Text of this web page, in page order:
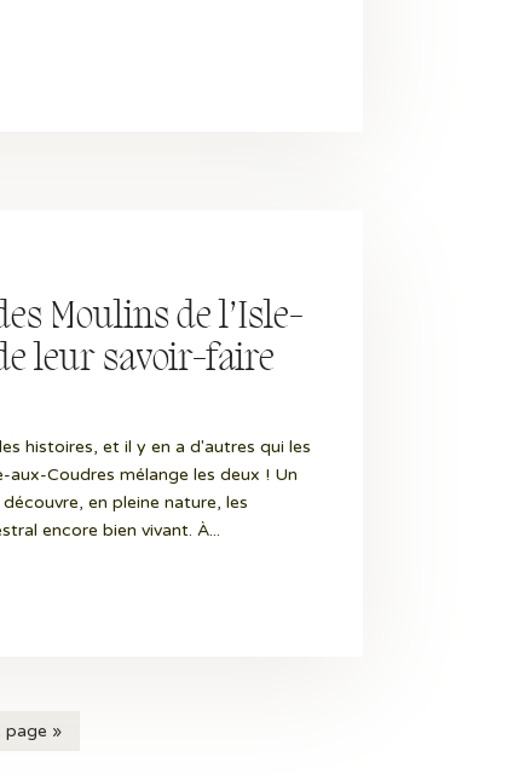
Moulins de l’Isle-
leur savoir-faire
histoires, et il y en a d'autres qui les
aux-Coudres mélange les deux ! Un
en pleine nature, les
encore bien vivant. À...
page »